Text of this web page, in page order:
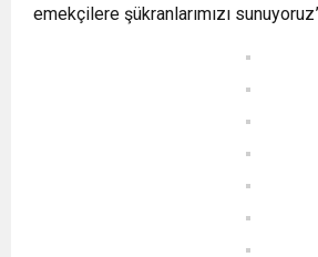
emekçilere şükranlarımızı